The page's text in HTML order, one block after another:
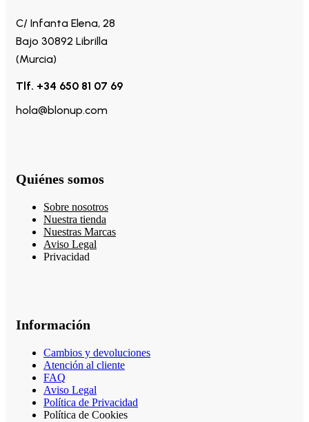
C/ Infanta Elena, 28
Bajo 30892 Librilla
(Murcia)
Tlf. +34 650 81 07 69
hola@blonup.com
Quiénes somos
Sobre nosotros
Nuestra tienda
Nuestras Marcas
Aviso Legal
Privacidad
Información
Cambios y devoluciones
Atención al cliente
FAQ
Aviso Legal
Política de Privacidad
Política de Cookies